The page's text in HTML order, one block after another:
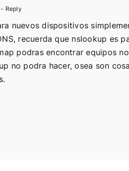
Reply
nuevos dispositivos
recuerda que nslookup es
podras encontrar equipos
no podra hacer, osea son